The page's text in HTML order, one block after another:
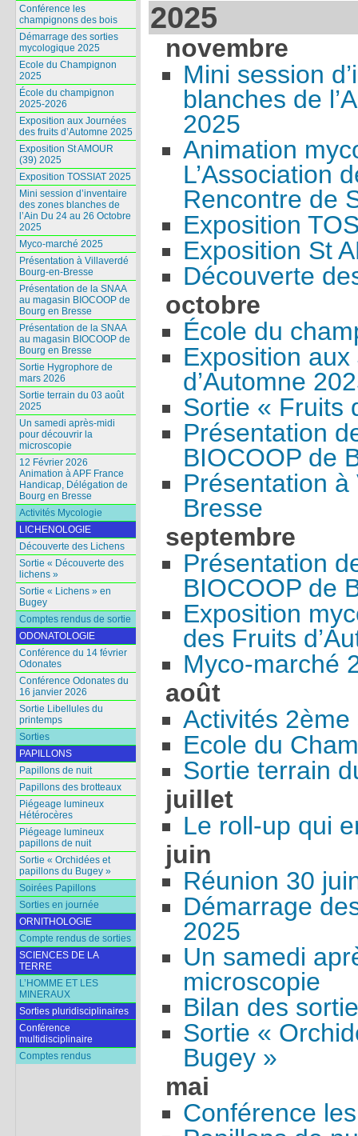
2025
novembre
Mini session
blanches de
2025
Animation
L’Association
Rencontre de
Exposition
Exposition St
Découverte
octobre
École du
Exposition
d’Automne
Sortie « Fruits
Présentation
BIOCOOP de
Présentation
Bresse
septembre
Présentation
BIOCOOP de
Exposition
des Fruits
Myco-marché
août
Activités
Ecole du
Sortie terrain
juillet
Le roll-up qui
juin
Réunion 30
Démarrage
2025
Un samedi
microscopie
Bilan des
Sortie «
Bugey »
mai
Conférence
Conférence les
champignons des bois
Démarrage des sorties
mycologique 2025
Ecole du Champignon
2025
École du champignon
2025-2026
Exposition aux Journées
des fruits d’Automne 2025
Exposition St AMOUR
(39) 2025
Exposition TOSSIAT 2025
Mini session d’inventaire
des zones blanches de
l’Ain Du 24 au 26 Octobre
2025
Myco-marché 2025
Présentation à Villaverdé
Bourg-en-Bresse
Présentation de la SNAA
au magasin BIOCOOP de
Bourg en Bresse
Présentation de la SNAA
au magasin BIOCOOP de
Bourg en Bresse
Sortie Hygrophore de
mars 2026
Sortie terrain du 03 août
2025
Un samedi après-midi
pour découvrir la
microscopie
12 Février 2026
Animation à APF France
Handicap, Délégation de
Bourg en Bresse
Activités Mycologie
LICHENOLOGIE
Découverte des Lichens
Sortie « Découverte des
lichens »
Sortie « Lichens » en
Bugey
Comptes rendus de sortie
ODONATOLOGIE
Conférence du 14 février
Odonates
Conférence Odonates du
16 janvier 2026
Sortie Libellules du
printemps
Sorties
PAPILLONS
Papillons de nuit
Papillons des brotteaux
Piégeage lumineux
Hétérocères
Piégeage lumineux
papillons de nuit
Sortie « Orchidées et
papillons du Bugey »
Soirées Papillons
Sorties en journée
ORNITHOLOGIE
Compte rendus de sorties
SCIENCES DE LA
TERRE
L’HOMME ET LES
MINERAUX
Sorties pluridisciplinaires
Conférence
multidisciplinaire
Comptes rendus